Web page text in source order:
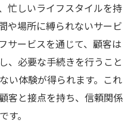
忙しいライフスタイルを持
や場所に縛られないサービ
サービスを通じて、顧客は
、必要な手続きを行うこと
い体験が得られます。これ
客と接点を持ち、信頼関係
す。